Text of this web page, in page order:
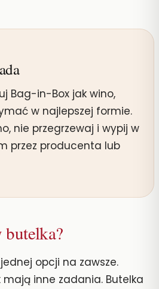
Bag-in-Box jak wino,
w najlepszej formie.
nie przegrzewaj i wypij w
przez producenta lub
opcji na zawsze.
inne zadania. Butelka